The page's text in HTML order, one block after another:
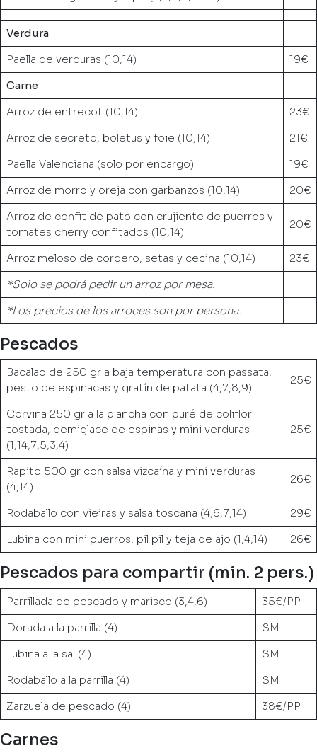
Verdura
Paella de verduras (10,14)
19€
Carne
Arroz de entrecot (10,14)
23€
Arroz de secreto, boletus y foie (10,14)
21€
Paella Valenciana (solo por encargo)
19€
Arroz de morro y oreja con garbanzos (10,14)
20€
Arroz de confit de pato con crujiente de puerros y
tomates cherry confitados (10,14)
20€
Arroz meloso de cordero, setas y cecina (10,14)
23€
*Solo se podrá pedir un arroz por mesa.
*Los precios de los arroces son por persona.
Pescados
Bacalao de 250 gr a baja temperatura con passata,
pesto de espinacas y gratín de patata (4,7,8,9)
25€
Corvina 250 gr a la plancha con puré de coliflor
tostada, demiglace de espinas y mini verduras
(1,14,7,5,3,4)
25€
Rapito 500 gr con salsa vizcaína y mini verduras
(4,14)
26€
Rodaballo con vieiras y salsa toscana (4,6,7,14)
29€
Lubina con mini puerros, pil pil y teja de ajo (1,4,14)
26€
Pescados para compartir (min. 2 pers.)
Parrillada de pescado y marisco (3,4,6)
35€/PP
Dorada a la parrilla (4)
SM
Lubina a la sal (4)
SM
Rodaballo a la parrilla (4)
SM
Zarzuela de pescado (4)
38€/PP
Carnes